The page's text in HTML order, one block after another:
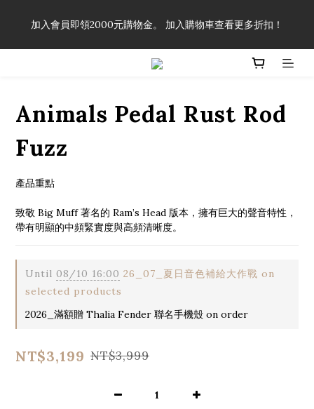
享有弦線、配件終生89折優惠！
加入會員即領2000元購物金。 加入購物車查看更多折扣！
「一生弦命！」單筆購買弦線、配件滿$999（不含運費），即可
Animals Pedal Rust Rod
Fuzz
產品重點
致敬 Big Muff 著名的 Ram’s Head 版本，擁有巨大的聲音特性，
帶有明顯的中頻緊實度與高頻清晰度。
Until 08/10 16:00 26_07_夏日音色補給大作戰 on
selected products
2026_滿額贈 Thalia Fender 聯名手機殼 on order
NT$3,199 NT$3,999